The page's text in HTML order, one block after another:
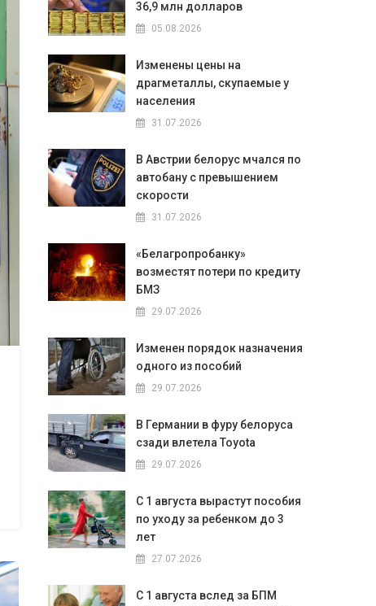
36,9 млн долларов
05.08.2026
Изменены цены на
драгметаллы, скупаемые у
населения
31.07.2026
В Австрии белорус мчался по
автобану с превышением
скорости
31.07.2026
«Белагропробанку»
возместят потери по кредиту
БМЗ
29.07.2026
Изменен порядок назначения
одного из пособий
29.07.2026
В Германии в фуру белоруса
сзади влетела Toyota
29.07.2026
С 1 августа вырастут пособия
по уходу за ребенком до 3
лет
27.07.2026
С 1 августа вслед за БПМ